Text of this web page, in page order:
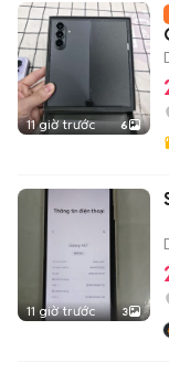
11 giờ trước 6
11 giờ trước 3